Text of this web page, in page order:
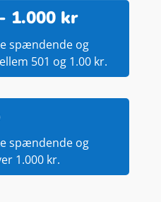
1.000 kr
spændende og
501 og 1.00 kr.
spændende og
1.000 kr.